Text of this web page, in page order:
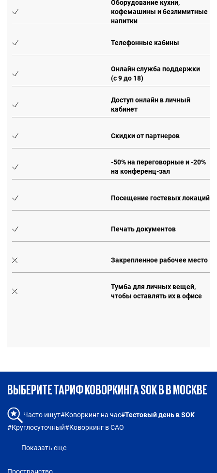
Оборудование кухни,
кофемашины и безлимитные
напитки
Телефонные кабины
Онлайн служба поддержки
(с 9 до 18)
Доступ онлайн в личный
кабинет
Скидки от партнеров
-50% на переговорные и -20%
на конференц-зал
Посещение гостевых локаций
Печать документов
Закрепленное рабочее место
Тумба для личных вещей,
чтобы оставлять их в офисе
ВЫБЕРИТЕ ТАРИФ КОВОРКИНГА SOK В В МОСКВЕ
Часто ищут#Коворкинг на час#Тестовый день в SOK
#Круглосуточный#Коворкинг в САО
Показать еще